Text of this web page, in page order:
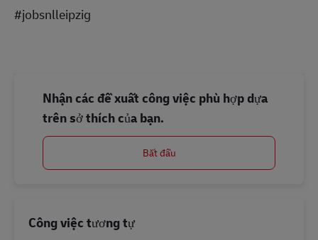
#jobsnlleipzig
Nhận các đề xuất công việc phù hợp dựa
trên sở thích của bạn.
Bắt đầu
Công việc tương tự